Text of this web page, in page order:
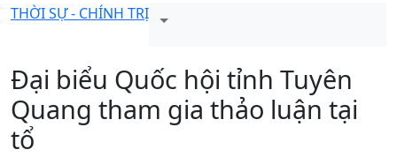
THỜI SỰ - CHÍNH TRỊ
Đại biểu Quốc hội tỉnh Tuyên
Quang tham gia thảo luận tại
tổ